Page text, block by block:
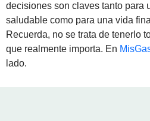
decisiones son claves tanto para
saludable como para una vida
Recuerda, no se trata de tenerlo
que realmente importa. En
lado.